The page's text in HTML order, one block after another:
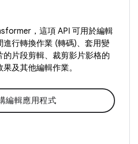
，這項 API 可用於編輯
進行轉換作業 (轉碼)、套用變
的片段剪輯、裁剪影片影格的
及其他編輯作業。
編輯應用程式